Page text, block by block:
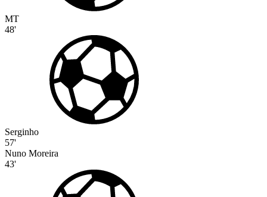
MT
48'
Serginho
57'
Nuno Moreira
43'